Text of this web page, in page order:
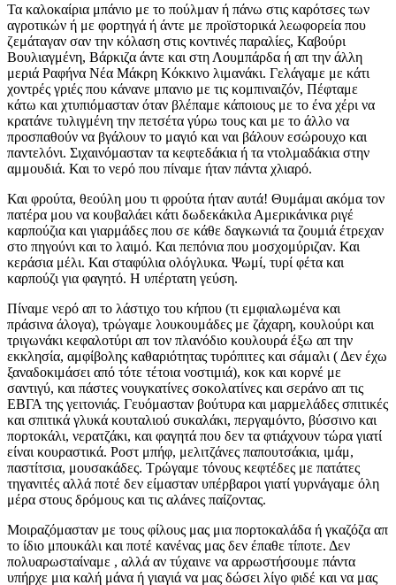
Τα καλοκαίρια μπάνιο με το πούλμαν ή πάνω στις καρότσες των
αγροτικών ή με φορτηγά ή άντε με προϊστορικά λεωφορεία που
ζεμάταγαν σαν την κόλαση στις κοντινές παραλίες, Καβούρι
Βουλιαγμένη, Βάρκιζα άντε και στη Λουμπάρδα ή απ την άλλη
μεριά Ραφήνα Νέα Μάκρη Κόκκινο λιμανάκι. Γελάγαμε με κάτι
χοντρές γριές που κάνανε μπανιο με τις κομπιναιζόν, Πέφταμε
κάτω και χτυπιόμασταν όταν βλέπαμε κάποιους με το ένα χέρι να
κρατάνε τυλιγμένη την πετσέτα γύρω τους και με το άλλο να
προσπαθούν να βγάλουν το μαγιό και ναι βάλουν εσώρουχο και
παντελόνι. Σιχαινόμασταν τα κεφτεδάκια ή τα ντολμαδάκια στην
αμμουδιά. Και το νερό που πίναμε ήταν πάντα χλιαρό.
Και φρούτα, θεούλη μου τι φρούτα ήταν αυτά! Θυμάμαι ακόμα τον
πατέρα μου να κουβαλάει κάτι δωδεκάκιλα Αμερικάνικα ριγέ
καρπούζια και γιαρμάδες που σε κάθε δαγκωνιά τα ζουμιά έτρεχαν
στο πηγούνι και το λαιμό. Και πεπόνια που μοσχομύριζαν. Και
κεράσια μέλι. Και σταφύλια ολόγλυκα. Ψωμί, τυρί φέτα και
καρπούζι για φαγητό. Η υπέρτατη γεύση.
Πίναμε νερό απ το λάστιχο του κήπου (τι εμφιαλωμένα και
πράσινα άλογα), τρώγαμε λουκουμάδες με ζάχαρη, κουλούρι και
τριγωνάκι κεφαλοτύρι απ τον πλανόδιο κουλουρά έξω απ την
εκκλησία, αμφίβολης καθαριότητας τυρόπιτες και σάμαλι ( Δεν έχω
ξαναδοκιμάσει από τότε τέτοια νοστιμιά), κοκ και κορνέ με
σαντιγύ, και πάστες νουγκατίνες σοκολατίνες και σεράνο απ τις
ΕΒΓΑ της γειτονιάς. Γευόμασταν βούτυρα και μαρμελάδες σπιτικές
και σπιτικά γλυκά κουταλιού συκαλάκι, περγαμόντο, βύσσινο και
πορτοκάλι, νερατζάκι, και φαγητά που δεν τα φτιάχνουν τώρα γιατί
είναι κουραστικά. Ροστ μπήφ, μελιτζάνες παπουτσάκια, ιμάμ,
παστίτσια, μουσακάδες. Τρώγαμε τόνους κεφτέδες με πατάτες
τηγανιτές αλλά ποτέ δεν είμασταν υπέρβαροι γιατί γυρνάγαμε όλη
μέρα στους δρόμους και τις αλάνες παίζοντας.
Μοιραζόμασταν με τους φίλους μας μια πορτοκαλάδα ή γκαζόζα απ
το ίδιο μπουκάλι και ποτέ κανένας μας δεν έπαθε τίποτε. Δεν
πολυαρωσταίναμε , αλλά αν τύχαινε να αρρωστήσουμε πάντα
υπήρχε μια καλή μάνα ή γιαγιά να μας δώσει λίγο φιδέ και να μας